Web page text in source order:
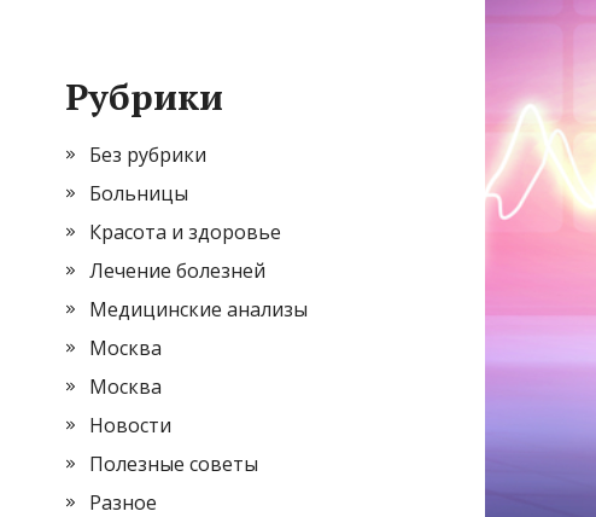
Рубрики
Без рубрики
Больницы
Красота и здоровье
Лечение болезней
Медицинские анализы
Москва
Москва
Новости
Полезные советы
Разное